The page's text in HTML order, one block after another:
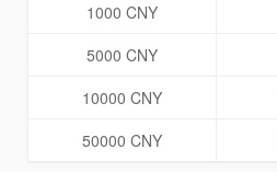
1000 CNY
5000 CNY
10000 CNY
50000 CNY